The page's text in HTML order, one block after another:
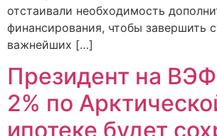
отстаивали необходимость
финансирования, чтобы завершить
важнейших […]
Президент на
2% по
ипотеке будет